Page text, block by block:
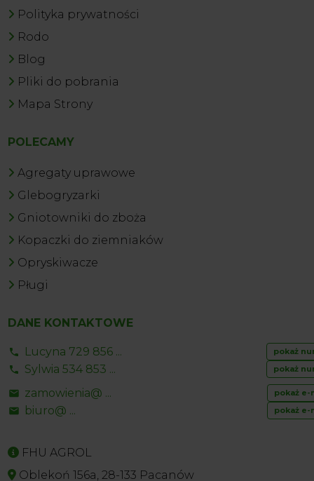
Polityka prywatności
Rodo
Blog
Pliki do pobrania
Mapa Strony
POLECAMY
Agregaty uprawowe
Glebogryzarki
Gniotowniki do zboża
Kopaczki do ziemniaków
Opryskiwacze
Pługi
DANE KONTAKTOWE
Lucyna 729 856 ... pokaż
Sylwia 534 853 ... pokaż
zamowienia@ ... pokaż e-
biuro@ ... pokaż e-
FHU AGROL
Oblekoń 156a, 28-133 Pacanów